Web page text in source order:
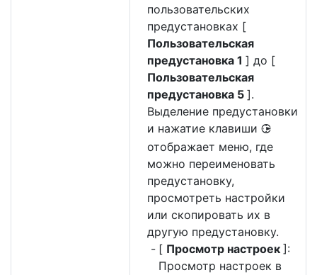
пользовательских
предустановках [
Пользовательская
предустановка 1 ] до [
Пользовательская
предустановка 5 ].
Выделение предустановки
и нажатие клавиши 2
отображает меню, где
можно переименовать
предустановку,
просмотреть настройки
или скопировать их в
другую предустановку.
[ Просмотр настроек ]:
Просмотр настроек в